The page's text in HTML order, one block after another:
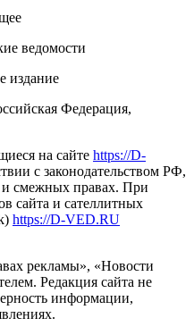
ведомости
издание
Федерация,
на сайте https://D-
с законодательством РФ,
и смежных правах. При
сайта и сателлитных
https://D-VED.RU
рекламы», «Новости
Редакция сайта не
информации,